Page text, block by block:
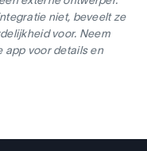
niet, beveelt ze
voor. Neem
app voor details en